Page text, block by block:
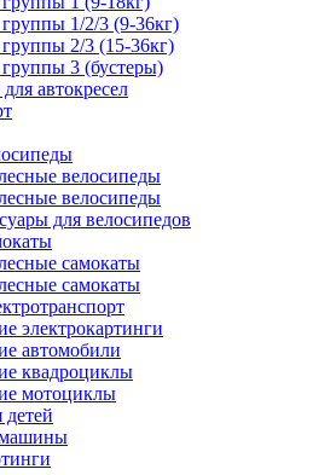
1/2/3 (9-36кг)
2/3 (15-36кг)
3 (бустеры)
автокресел
велосипеды
велосипеды
для велосипедов
самокаты
самокаты
электрокартинги
автомобили
квадроциклы
мотоциклы
детей